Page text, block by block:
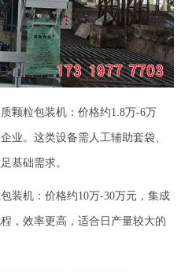
颗粒包装机：价格约1.8万-6万
业。这类设备需人工辅助套袋、
基础需求。
装机：价格约10万-30万元，集成
，效率更高，适合日产量较大的